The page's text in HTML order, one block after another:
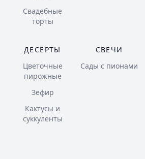
Свадебные
торты
ДЕСЕРТЫ
Цветочные
пирожные
Зефир
Кактусы и
суккуленты
СВЕЧИ
Сады с пионами